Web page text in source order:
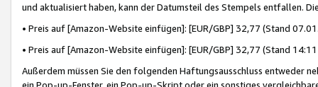
und aktualisiert haben, kann der Datumsteil des Stempels entfallen.
• Preis auf [Amazon-Website einfügen]: [EUR/GBP] 32,77 (Stand
• Preis auf [Amazon-Website einfügen]: [EUR/GBP] 32,77 (Stand
Außerdem müssen Sie den folgenden Haftungsausschluss entweder
ein Pop-up-Fenster, ein Pop-up-Skript oder ein sonstiges